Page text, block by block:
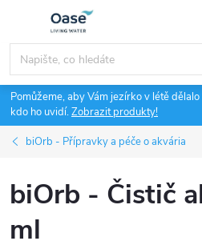
obsah
Pomůžeme, aby Vám jezírko v létě
kdo ho uvidí.Zobrazit produkty!
biOrb - Přípravky a péče o akvária
biOrb - Čistič
ml